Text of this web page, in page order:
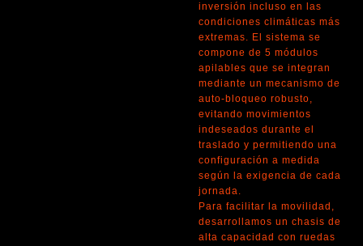
inversión incluso en las
condiciones climáticas más
extremas. El sistema se
compone de 5 módulos
apilables que se integran
mediante un mecanismo de
auto-bloqueo robusto,
evitando movimientos
indeseados durante el
traslado y permitiendo una
configuración a medida
según la exigencia de cada
jornada.
Para facilitar la movilidad,
desarrollamos un chasis de
alta capacidad con ruedas